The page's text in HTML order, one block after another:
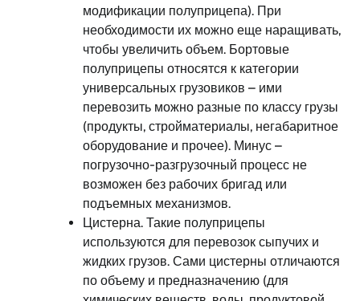
модификации полуприцепа). При
необходимости их можно еще наращивать,
чтобы увеличить объем. Бортовые
полуприцепы относятся к категории
универсальных грузовиков – ими
перевозить можно разные по классу грузы
(продукты, стройматериалы, негабаритное
оборудование и прочее). Минус –
погрузочно-разгрузочный процесс не
возможен без рабочих бригад или
подъемных механизмов.
Цистерна. Такие полуприцепы
используются для перевозок сыпучих и
жидких грузов. Сами цистерны отличаются
по объему и предназначению (для